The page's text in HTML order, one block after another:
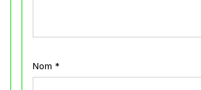
Nom *